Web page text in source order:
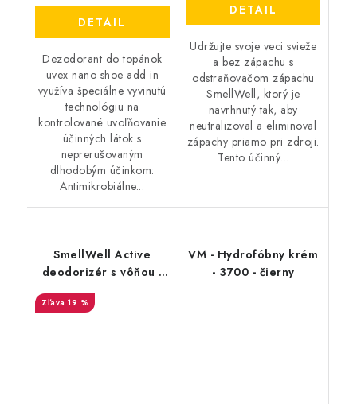
DETAIL
Dezodorant do topánok
uvex nano shoe add in
využíva špeciálne vyvinutú
technológiu na
kontrolované uvoľňovanie
účinných látok s
neprerušovaným
dlhodobým účinkom:
Antimikrobiálne...
DETAIL
Udržujte svoje veci svieže
a bez zápachu s
odstraňovačom zápachu
SmellWell, ktorý je
navrhnutý tak, aby
neutralizoval a eliminoval
zápachy priamo pri zdroji.
Tento účinný...
SmellWell Active
deodorizér s vôňou -
19 %
VM - Hydrofóbny krém
- 3700 - čierny